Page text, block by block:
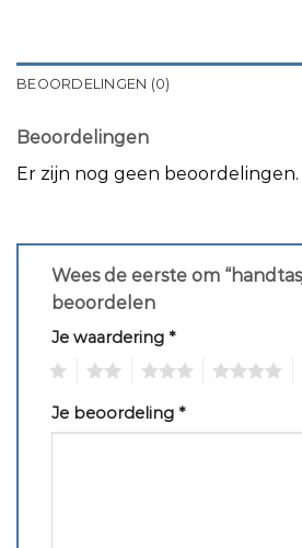
BEOORDELINGEN (0)
Beoordelingen
Er zijn nog geen beoordelingen.
Wees de eerste om
beoordelen
Je waardering *
Je beoordeling *